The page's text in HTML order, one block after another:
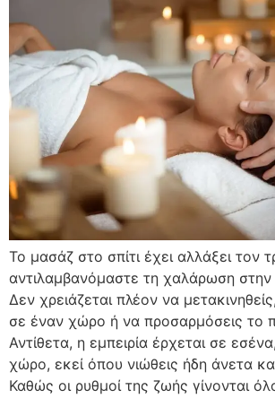
Το μασάζ στο σπίτι έχει αλλάξει τον
αντιλαμβανόμαστε τη χαλάρωση στην
Δεν χρειάζεται πλέον να
σε έναν χώρο ή να προσαρμόσεις το
Αντίθετα, η εμπειρία έρχεται σε
χώρο, εκεί όπου νιώθεις ήδη άνετα
Καθώς οι ρυθμοί της ζωής γίνονται